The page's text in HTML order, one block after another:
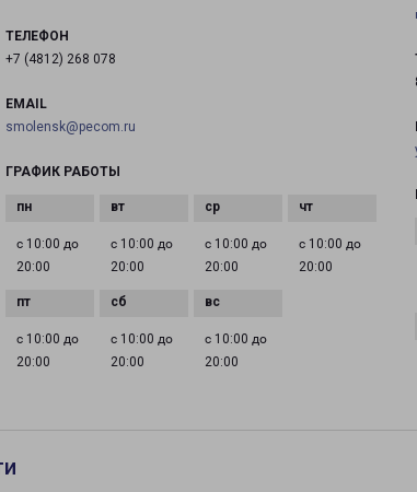
ТЕЛЕФОН
+7 (4812) 268 078
EMAIL
smolensk@pecom.ru
ГРАФИК РАБОТЫ
с 10:00 до
20:00
с 10:00 до
20:00
с 10:00 до
20:00
с 10:00 до
20:00
с 10:00 до
20:00
с 10:00 до
20:00
с 10:00 до
20:00